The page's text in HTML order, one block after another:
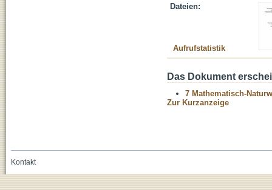
Dateien:
Aufrufstatistik
Das Dokument
7 Mathematisch-
Zur Kurzanzeige
Kontakt